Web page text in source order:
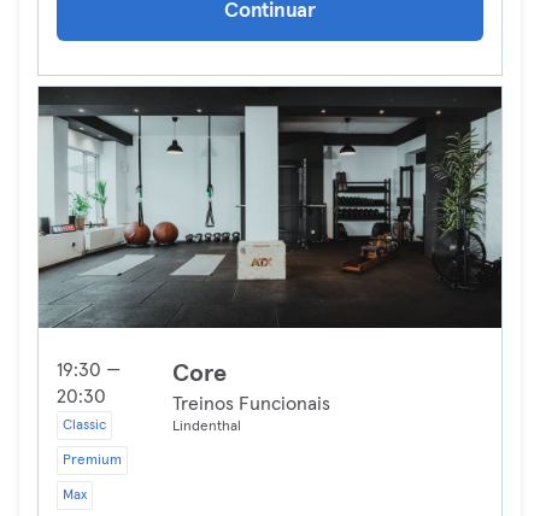
Continuar
19:30 —
20:30
Classic
Premium
Max
Core
Treinos Funcionais
Lindenthal